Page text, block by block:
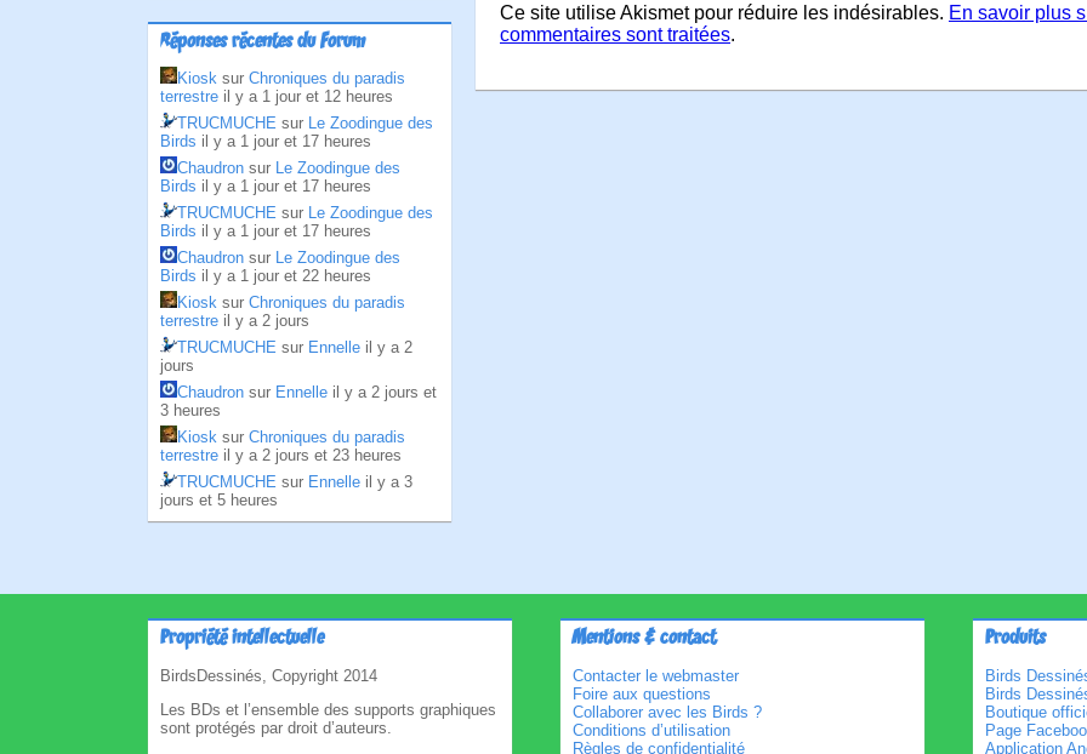
Réponses récentes du Forum
Kiosk sur Chroniques du paradis
terrestre il y a 1 jour et 12 heures
TRUCMUCHE sur Le Zoodingue des
Birds il y a 1 jour et 17 heures
Chaudron sur Le Zoodingue des
Birds il y a 1 jour et 17 heures
TRUCMUCHE sur Le Zoodingue des
Birds il y a 1 jour et 17 heures
Chaudron sur Le Zoodingue des
Birds il y a 1 jour et 22 heures
Kiosk sur Chroniques du paradis
terrestre il y a 2 jours
TRUCMUCHE sur Ennelle il y a 2
jours
Chaudron sur Ennelle il y a 2 jours et
3 heures
Kiosk sur Chroniques du paradis
terrestre il y a 2 jours et 23 heures
TRUCMUCHE sur Ennelle il y a 3
jours et 5 heures
Ce site utilise Akismet pour réduire les indésirables. En savoir plus
commentaires sont traitées.
Propriété intellectuelle
BirdsDessinés, Copyright 2014
Les BDs et l’ensemble des supports graphiques
sont protégés par droit d’auteurs.
Mentions & contact
Contacter le webmaster
Foire aux questions
Collaborer avec les Birds ?
Conditions d’utilisation
Règles de confidentialité
Produits
Birds
Birds
Boutique
Page
Application